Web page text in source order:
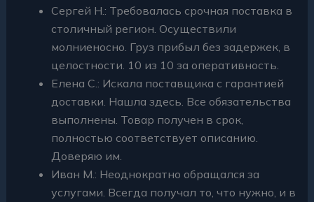
Сергей Н.: Требовалась срочная поставка в
столичный регион. Осуществили
молниеносно. Груз прибыл без задержек, в
целостности. 10 из 10 за оперативность.
Елена С.: Искала поставщика с гарантией
доставки. Нашла здесь. Все обязательства
выполнены. Товар получен в срок,
полностью соответствует описанию.
Доверяю им.
Иван М.: Неоднократно обращался за
услугами. Всегда получал то, что нужно, и в